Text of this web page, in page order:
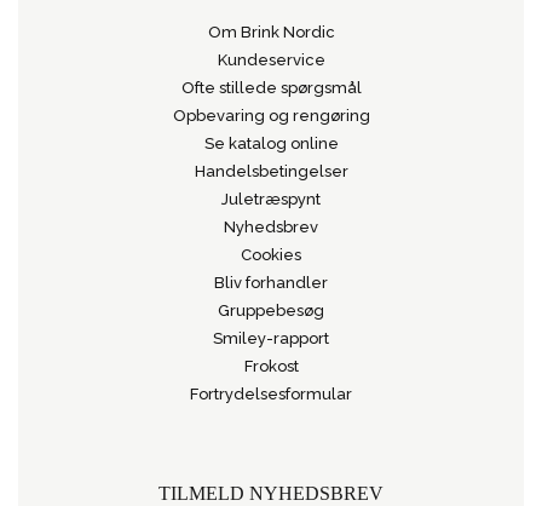
Om Brink Nordic
Kundeservice
Ofte stillede spørgsmål
Opbevaring og rengøring
Se katalog online
Handelsbetingelser
Juletræspynt
Nyhedsbrev
Cookies
Bliv forhandler
Gruppebesøg
Smiley-rapport
Frokost
Fortrydelsesformular
TILMELD NYHEDSBREV